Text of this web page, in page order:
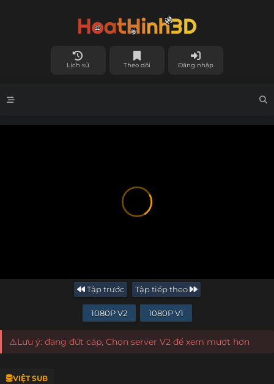
Lịch sử Theo dõi Đăng nhập
Tập trước Tập tiếp theo
1080P V2 1080P V1
⚠️Lưu ý: đang đứt cáp, Chọn server V2 để xem mượt hơn
VIỆT SUB